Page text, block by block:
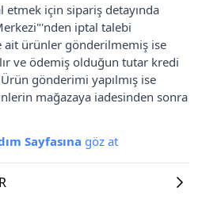
etmek için sipariş detayında
iptal talebi
ürünler gönderilmemiş ise
ve ödemiş olduğun tutar kredi
gönderimi yapılmış ise
mağazaya iadesinden sonra
Sayfasına göz at